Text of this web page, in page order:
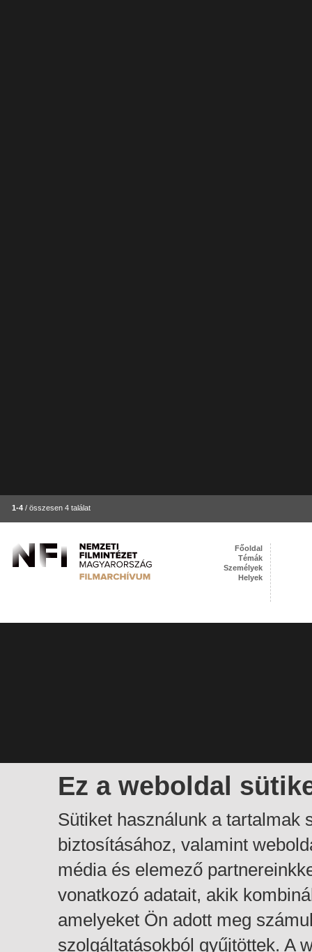
1-4 / összesen 4 találat
Ez a weboldal
Sütiket használunk a tartalmak
biztosításához, valamint
média és elemező
vonatkozó adatait, akik
amelyeket Ön adott meg
szolgáltatásokból gyűjtöttek. A
Főoldal
Témák
Személyek
Helyek